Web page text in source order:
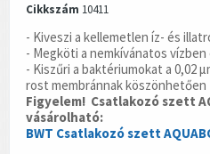
Cikkszám 10411
- Kiveszi a kellemetlen íz- és
- Megköti a nemkívánatos
- Kiszűri a baktériumokat a 0,02
rost membránnak köszönhetően
Figyelem! Csatlakozó szett
vásárolható:
BWT Csatlakozó szett